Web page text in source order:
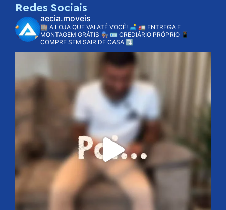
Redes Sociais
aecia.moveis
🏬 A LOJA QUE VAI ATÉ VOCÊ! 🛋️ 🚛 ENTREGA E
MONTAGEM GRÁTIS 👨🏽‍🔧 🪪 CREDIÁRIO PRÓPRIO 📱
COMPRE SEM SAIR DE CASA ⤵️